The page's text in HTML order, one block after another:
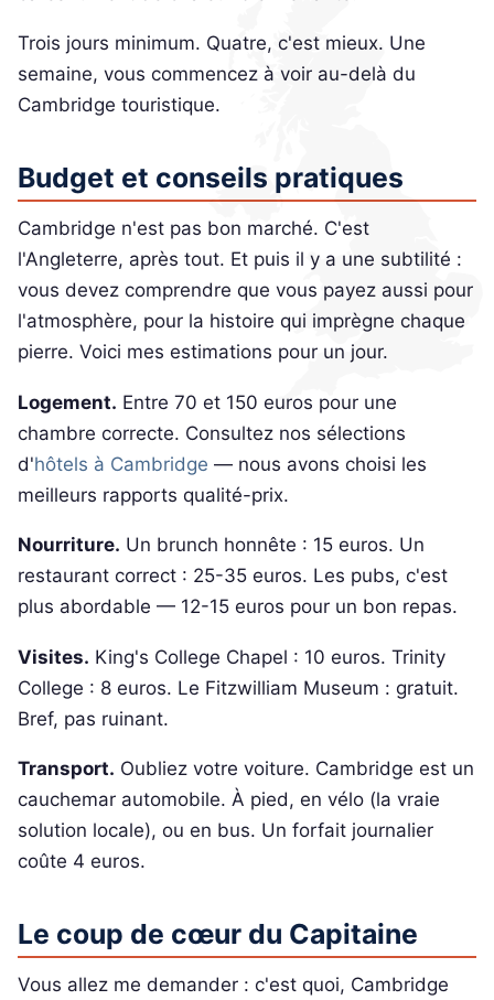
Trois jours minimum. Quatre, c'est mieux. Une
semaine, vous commencez à voir au-delà du
Cambridge touristique.
Budget et conseils pratiques
Cambridge n'est pas bon marché. C'est
l'Angleterre, après tout. Et puis il y a une subtilité :
vous devez comprendre que vous payez aussi pour
l'atmosphère, pour la histoire qui imprègne chaque
pierre. Voici mes estimations pour un jour.
Logement. Entre 70 et 150 euros pour une
chambre correcte. Consultez nos sélections
d'hôtels à Cambridge — nous avons choisi les
meilleurs rapports qualité-prix.
Nourriture. Un brunch honnête : 15 euros. Un
restaurant correct : 25-35 euros. Les pubs, c'est
plus abordable — 12-15 euros pour un bon repas.
Visites. King's College Chapel : 10 euros. Trinity
College : 8 euros. Le Fitzwilliam Museum : gratuit.
Bref, pas ruinant.
Transport. Oubliez votre voiture. Cambridge est un
cauchemar automobile. À pied, en vélo (la vraie
solution locale), ou en bus. Un forfait journalier
coûte 4 euros.
Le coup de cœur du Capitaine
Vous allez me demander : c'est quoi, Cambridge